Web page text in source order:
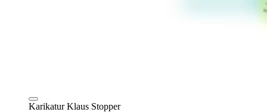
Karikatur Klaus Stopper